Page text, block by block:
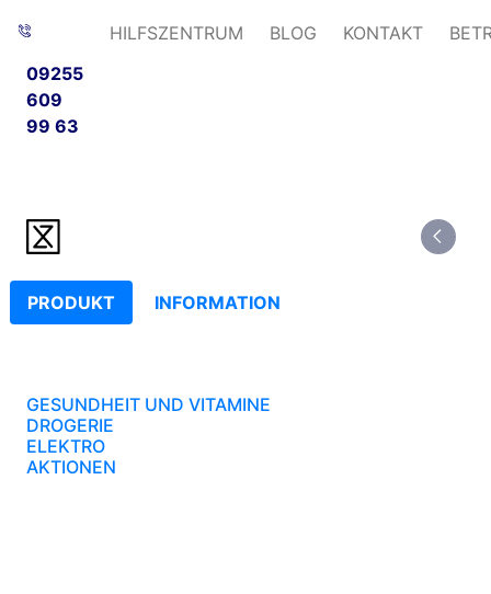
09255
609
99 63
HILFSZENTRUM BLOG KONTAKT
PRODUKT INFORMATION
GESUNDHEIT UND VITAMINE
DROGERIE
ELEKTRO
AKTIONEN